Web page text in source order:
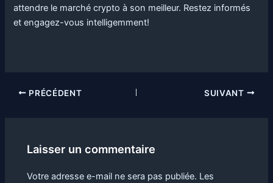
attendre le marché crypto à son meilleur. Restez informés
et engagez-vous intelligemment!
PRÉCÉDENT SUIVANT
Laisser un commentaire
Votre adresse e-mail ne sera pas publiée. Les